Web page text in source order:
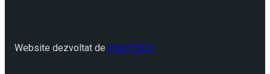
Website dezvoltat de POLYTECH